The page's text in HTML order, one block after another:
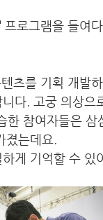
프로그램을 들여
츠를 기획 개발
다. 고궁 의상으
한 참여자들은 삼
졌는데요.
게 기억할 수 있